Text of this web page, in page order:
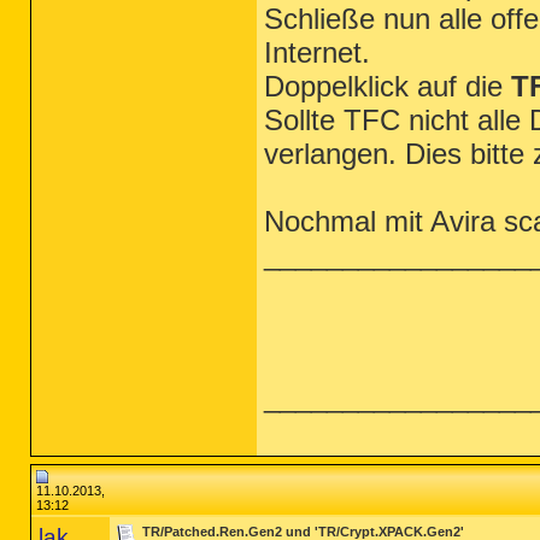
Schließe nun alle
Internet.
Doppelklick auf die
Sollte TFC nicht alle
verlangen. Dies bitte
Nochmal mit Avira
11.10.2013,
13:12
TR/Patched.Ren.Gen2 und 'TR/Crypt.XPACK.Gen2'